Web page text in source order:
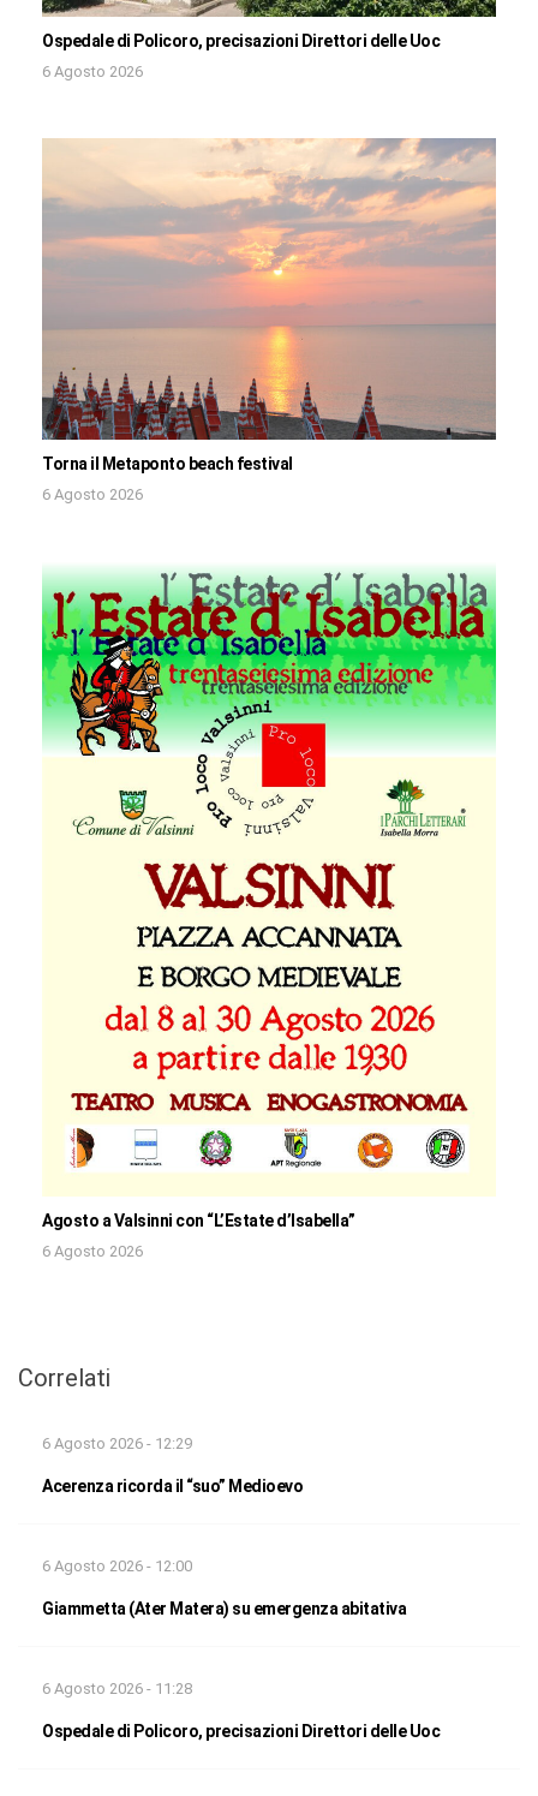
Ospedale di Policoro, precisazioni Direttori delle Uoc
6 Agosto 2026
Torna il Metaponto beach festival
6 Agosto 2026
Agosto a Valsinni con “L’Estate d’Isabella”
6 Agosto 2026
Correlati
6 Agosto 2026 - 12:29
Acerenza ricorda il “suo” Medioevo
6 Agosto 2026 - 12:00
Giammetta (Ater Matera) su emergenza abitativa
6 Agosto 2026 - 11:28
Ospedale di Policoro, precisazioni Direttori delle Uoc